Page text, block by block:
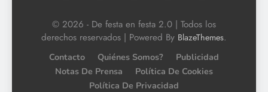
© 2026 - De festa en festa 2.0 | Todos los
derechos reservados | Powered By BlazeThemes.
Contacto Quiénes Somos?
Publicidad
Notas De Prensa
Política De Cookies
Política De Privacidad